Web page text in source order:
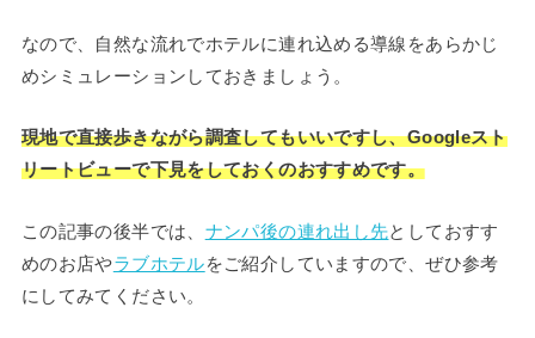
なので、自然な流れでホテルに連れ込める導線をあらかじ
めシミュレーションしておきましょう。
現地で直接歩きながら調査してもいいですし、Googleスト
リートビューで下見をしておくのおすすめです。
この記事の後半では、 ナンパ後の連れ出し先としておすす
めのお店やラブホテルをご紹介していますので、ぜひ参考
にしてみてください。